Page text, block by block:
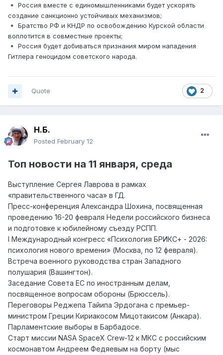
▪️ Россия вместе с единомышленниками будет ускорять
создание санкционно устойчивых механизмов;
▪️ Братство РФ и КНДР по освобождению Курской области
воплотится в совместные проекты;
▪️ Россия будет добиваться признания миром нападения
Гитлера геноцидом советского народа.
2
Quote
Н.Б.
Posted February 12
Топ новости на 11 января, среда
Выступление Сергея Лаврова в рамках
«правительственного часа» в ГД.
Пресс-конференция Александра Шохина, посвященная
проведению 16-20 февраля Недели российского бизнеса
и подготовке к юбилейному съезду РСПП.
I Международный конгресс «Психология БРИКС+ - 2026:
психология нового времени» (Москва, по 12 февраля).
Встреча военного руководства стран Западного
полушария (Вашингтон).
Заседание Совета ЕС по иностранным делам,
посвященное вопросам обороны (Брюссель).
Переговоры Реджепа Тайипа Эрдогана с премьер-
министром Греции Кириакосом Мицотакисом (Анкара).
Парламентские выборы в Барбадосе.
Старт миссии NASA SpaceX Crew-12 к МКС с российским
космонавтом Андреем Федяевым на борту (мыс